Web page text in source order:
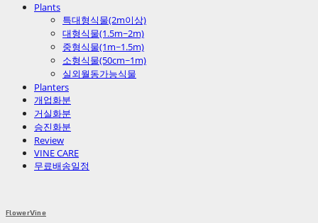
Plants
특대형식물(2m이상)
대형식물(1.5m~2m)
중형식물(1m~1.5m)
소형식물(50cm~1m)
실외월동가능식물
Planters
개업화분
거실화분
승진화분
Review
VINE CARE
무료배송일정
FlowerVine